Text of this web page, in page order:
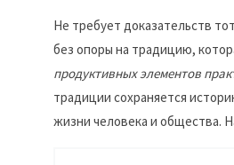
Не требует доказательств
без опоры на традицию,
продуктивных элементов
традиции сохраняется
жизни человека и общества.